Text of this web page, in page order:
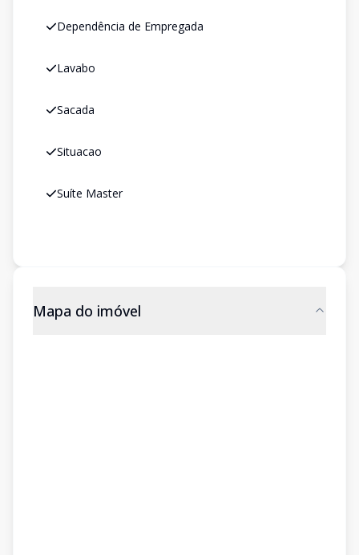
Dependência de Empregada
Lavabo
Sacada
Situacao
Suíte Master
Mapa do imóvel